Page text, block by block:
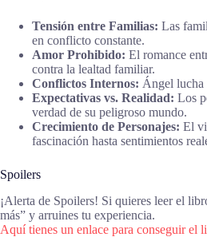
Tensión entre Familias: Las
en conflicto constante.
Amor Prohibido: El romance
contra la lealtad familiar.
Conflictos Internos: Ángel lucha
Expectativas vs. Realidad: Los
verdad de su peligroso mundo.
Crecimiento de Personajes: El
fascinación hasta sentimientos
Spoilers
¡Alerta de Spoilers! Si quieres leer el
más” y arruines tu experiencia.
Aquí tienes un enlace para conseguir el